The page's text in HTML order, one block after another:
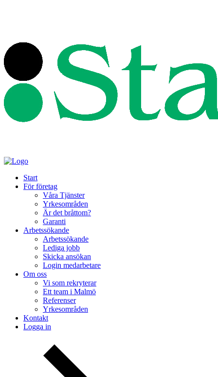
Start
För företag
Våra Tjänster
Yrkesområden
Är det bråttom?
Garanti
Arbetssökande
Arbetssökande
Lediga jobb
Skicka ansökan
Login medarbetare
Om oss
Vi som rekryterar
Ett team i Malmö
Referenser
Yrkesområden
Kontakt
Logga in